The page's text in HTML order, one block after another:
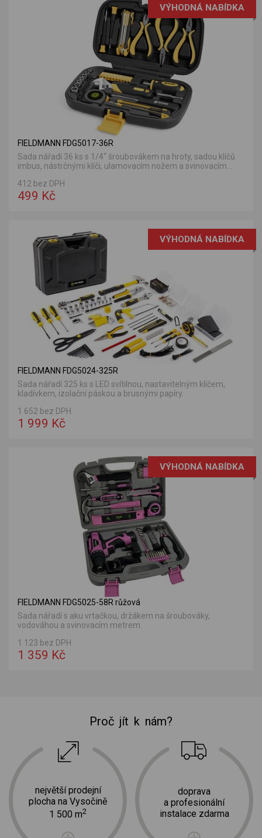
VÝHODNÁ NABÍDKA
FIELDMANN FDG5017-36R
Sada nářadí 36 ks s 1/4“ šroubovákem na hroty, sadou klíčů
imbus, nástrčnými klíči, ulamovacím nožem a svinovacím...
412 bez DPH
499 Kč
VÝHODNÁ NABÍDKA
FIELDMANN FDG5024-325R
Sada nářadí 325 ks s LED svítilnou, nastavitelným klíčem,
kladívkem, izolační páskou a brusnými papíry.
1 652 bez DPH
1 999 Kč
VÝHODNÁ NABÍDKA
FIELDMANN FDG5025-58R růžová
Sada nářadí s aku vrtačkou, držákem na šroubováky,
vodováhou a svinovacím metrem.
1 123 bez DPH
1 359 Kč
Proč jít k nám?
největší prodejní
plocha na Vysočině
1 500 m2
doprava
a profesionální
instalace zdarma